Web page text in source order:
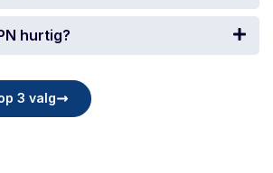
hurtig?
3 valg